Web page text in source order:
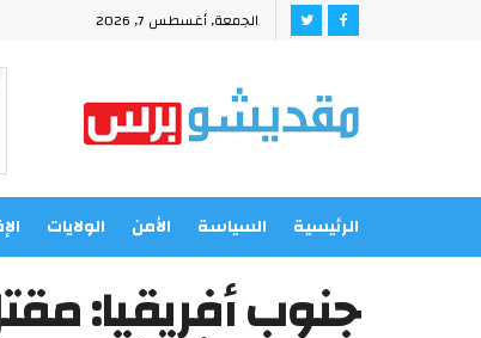
الجمعة, أغسطس 7, 2026
الرئيسية السياسة الأمن الولايات
جنوب أفريقيا: